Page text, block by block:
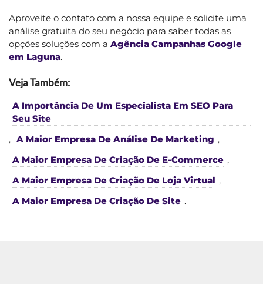
Aproveite o contato com a nossa equipe e solicite uma
análise gratuita do seu negócio para saber todas as
opções soluções com a Agência Campanhas Google
em Laguna.
Veja Também:
A Importância De Um Especialista Em SEO Para
Seu Site
, A Maior Empresa De Análise De Marketing ,
A Maior Empresa De Criação De E-Commerce ,
A Maior Empresa De Criação De Loja Virtual ,
A Maior Empresa De Criação De Site .